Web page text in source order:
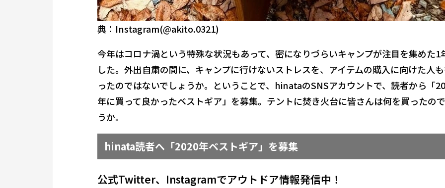
典：Instagram(@akito.0321)
今年はコロナ渦という特殊な状況もあって、密になりづらいキャンプが注目を集めた1
した。外出自粛の間に、キャンプに行けないストレスを、アイテムの購入に向けた人
ったのではないでしょうか。ということで、hinataのSNSアカウントで、読者から「
年に買って良かったベストギア」を募集。テントに焚き火台に皆さんは何を買ったの
うか。
hinata読者へ「2020年ベストギア」を募集
公式Twitter、Instagramでアウトドア情報発信中！